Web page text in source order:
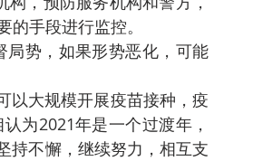
手段进行监控。
局势，如果形势恶化，可能
以大规模开展疫苗接种，疫
为2021年是一个过渡年，
持不懈，继续努力，相互支